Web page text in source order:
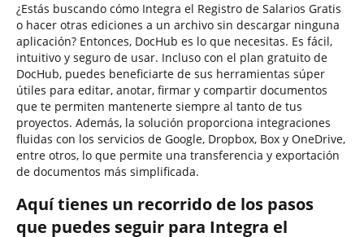
¿Estás buscando cómo Integra el Registro de Salarios Gratis
o hacer otras ediciones a un archivo sin descargar ninguna
aplicación? Entonces, DocHub es lo que necesitas. Es fácil,
intuitivo y seguro de usar. Incluso con el plan gratuito de
DocHub, puedes beneficiarte de sus herramientas súper
útiles para editar, anotar, firmar y compartir documentos
que te permiten mantenerte siempre al tanto de tus
proyectos. Además, la solución proporciona integraciones
fluidas con los servicios de Google, Dropbox, Box y OneDrive,
entre otros, lo que permite una transferencia y exportación
de documentos más simplificada.
Aquí tienes un recorrido de los pasos
que puedes seguir para Integra el